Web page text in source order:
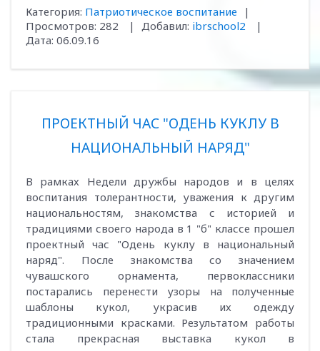
Категория: Патриотическое воспитание
|
Просмотров: 282 | Добавил: ibrschool2
|
Дата: 06.09.16
ПРОЕКТНЫЙ ЧАС "ОДЕНЬ КУКЛУ В
НАЦИОНАЛЬНЫЙ НАРЯД"
В рамках Недели дружбы народов и в целях
воспитания толерантности, уважения к другим
национальностям, знакомства с историей и
традициями своего народа в 1 "б" классе прошел
проектный час "Одень куклу в национальный
наряд". После знакомства со значением
чувашского орнамента, первоклассники
постарались перенести узоры на полученные
шаблоны кукол, украсив их одежду
традиционными красками. Результатом работы
стала прекрасная выставка кукол в